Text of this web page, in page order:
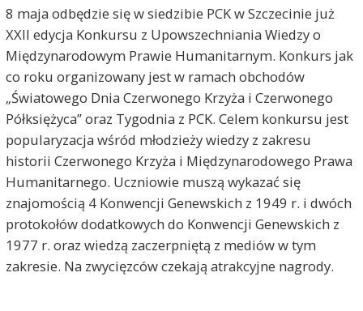
8 maja odbędzie się w siedzibie PCK w Szczecinie już
XXII edycja Konkursu z Upowszechniania Wiedzy o
Międzynarodowym Prawie Humanitarnym. Konkurs jak
co roku organizowany jest w ramach obchodów
„Światowego Dnia Czerwonego Krzyża i Czerwonego
Półksiężyca” oraz Tygodnia z PCK. Celem konkursu jest
popularyzacja wśród młodzieży wiedzy z zakresu
historii Czerwonego Krzyża i Międzynarodowego Prawa
Humanitarnego. Uczniowie muszą wykazać się
znajomością 4 Konwencji Genewskich z 1949 r. i dwóch
protokołów dodatkowych do Konwencji Genewskich z
1977 r. oraz wiedzą zaczerpniętą z mediów w tym
zakresie. Na zwycięzców czekają atrakcyjne nagrody.